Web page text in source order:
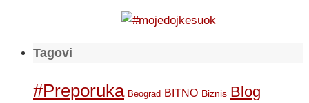
Tagovi
#Preporuka Beograd BITNO Biznis Blog